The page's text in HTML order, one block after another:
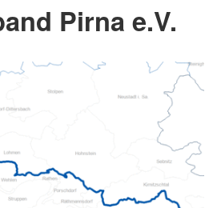
Pirna e.V.